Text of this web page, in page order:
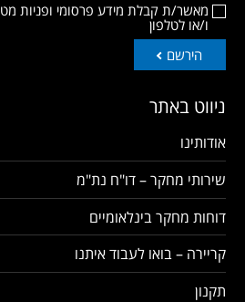
מאשר/ת קבלת מידע פרסומי ופניות
ו/או לטלפון
הירשם
ניווט באתר
אודותינו
שירותי מחקר – דו"ח נת"מ
דוחות מחקר בינלאומיים
קריירה – בואו לעבוד איתנו
תקנון